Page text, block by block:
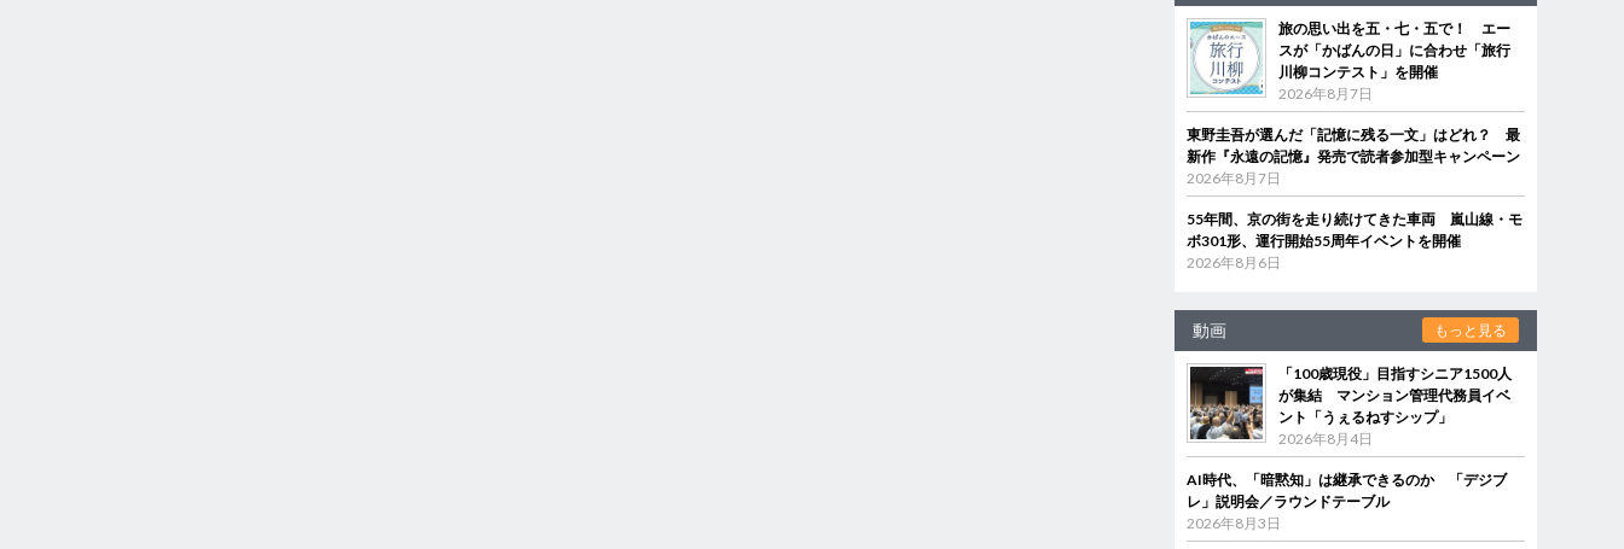
旅の思い出を五・七・五で！ エー
スが「かばんの日」に合わせ「旅行
川柳コンテスト」を開催
2026年8月7日
東野圭吾が選んだ「記憶に残る一文」はどれ？ 最
新作『永遠の記憶』発売で読者参加型キャンペーン
2026年8月7日
55年間、京の街を走り続けてきた車両 嵐山線・モ
ボ301形、運行開始55周年イベントを開催
2026年8月6日
動画 もっと見る
「100歳現役」目指すシニア1500人
が集結 マンション管理代務員イベ
ント「うぇるねすシップ」
2026年8月4日
AI時代、「暗黙知」は継承できるのか 「デジブ
レ」説明会／ラウンドテーブル
2026年8月3日